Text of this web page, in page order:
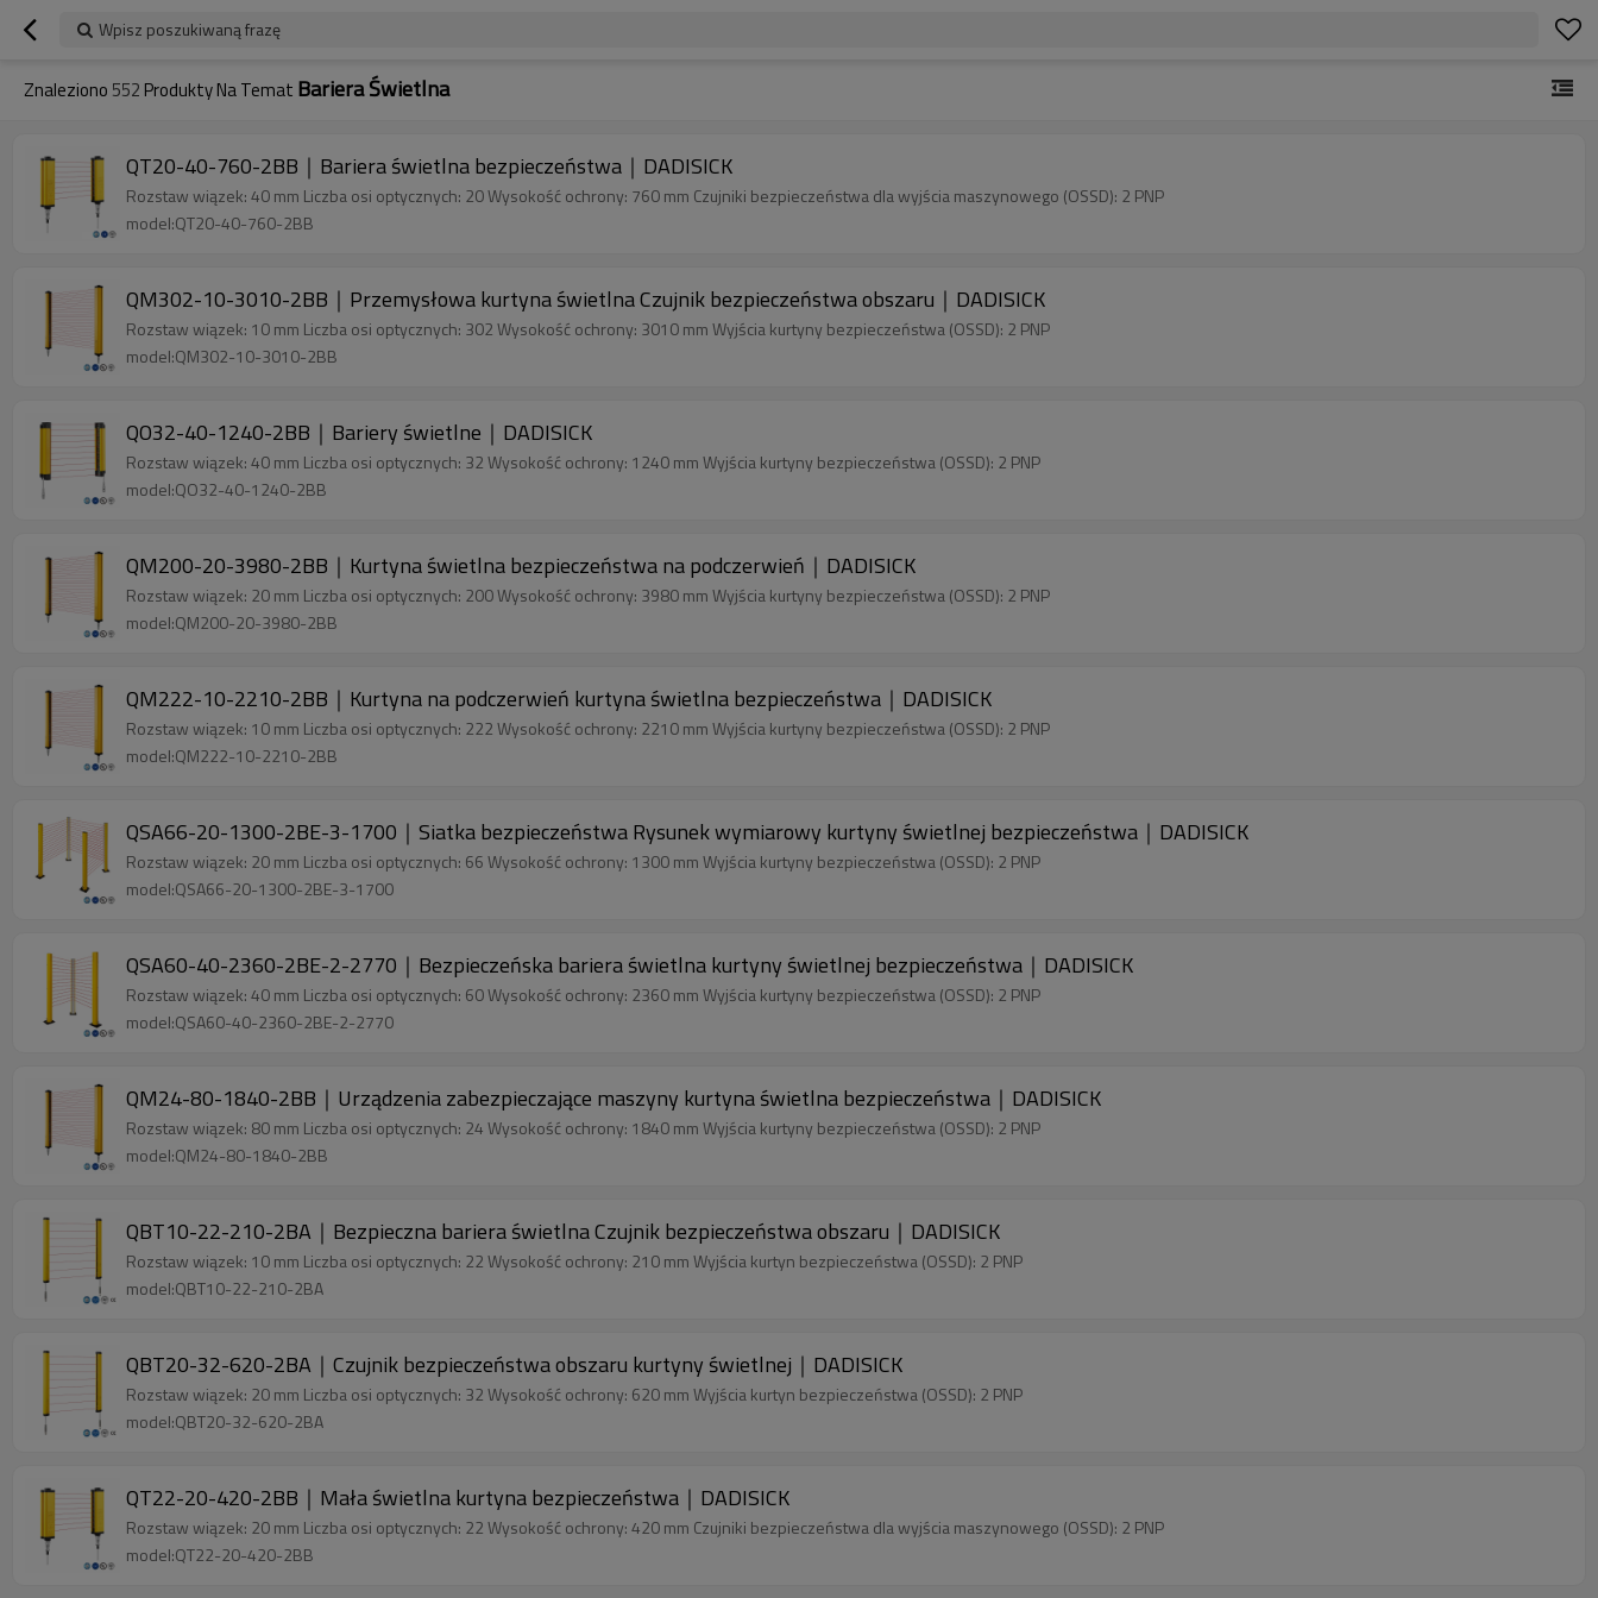
Wpisz poszukiwaną frazę
Znaleziono 552 Produkty Na Temat Bariera Świetlna
QT20-40-760-2BB｜Bariera świetlna bezpieczeństwa｜DADISICK
Rozstaw wiązek: 40 mm Liczba osi optycznych: 20 Wysokość ochrony: 760 mm Czujniki bezpieczeństwa dla wyjścia maszynowego (OSSD): 2 PNP
model:QT20-40-760-2BB
QM302-10-3010-2BB｜Przemysłowa kurtyna świetlna Czujnik bezpieczeństwa obszaru｜DADISICK
Rozstaw wiązek: 10 mm Liczba osi optycznych: 302 Wysokość ochrony: 3010 mm Wyjścia kurtyny bezpieczeństwa (OSSD): 2 PNP
model:QM302-10-3010-2BB
QO32-40-1240-2BB｜Bariery świetlne｜DADISICK
Rozstaw wiązek: 40 mm Liczba osi optycznych: 32 Wysokość ochrony: 1240 mm Wyjścia kurtyny bezpieczeństwa (OSSD): 2 PNP
model:QO32-40-1240-2BB
QM200-20-3980-2BB｜Kurtyna świetlna bezpieczeństwa na podczerwień｜DADISICK
Rozstaw wiązek: 20 mm Liczba osi optycznych: 200 Wysokość ochrony: 3980 mm Wyjścia kurtyny bezpieczeństwa (OSSD): 2 PNP
model:QM200-20-3980-2BB
QM222-10-2210-2BB｜Kurtyna na podczerwień kurtyna świetlna bezpieczeństwa｜DADISICK
Rozstaw wiązek: 10 mm Liczba osi optycznych: 222 Wysokość ochrony: 2210 mm Wyjścia kurtyny bezpieczeństwa (OSSD): 2 PNP
model:QM222-10-2210-2BB
QSA66-20-1300-2BE-3-1700｜Siatka bezpieczeństwa Rysunek wymiarowy kurtyny świetlnej bezpieczeństwa｜DADISICK
Rozstaw wiązek: 20 mm Liczba osi optycznych: 66 Wysokość ochrony: 1300 mm Wyjścia kurtyny bezpieczeństwa (OSSD): 2 PNP
model:QSA66-20-1300-2BE-3-1700
QSA60-40-2360-2BE-2-2770｜Bezpieczeńska bariera świetlna kurtyny świetlnej bezpieczeństwa｜DADISICK
Rozstaw wiązek: 40 mm Liczba osi optycznych: 60 Wysokość ochrony: 2360 mm Wyjścia kurtyny bezpieczeństwa (OSSD): 2 PNP
model:QSA60-40-2360-2BE-2-2770
QM24-80-1840-2BB｜Urządzenia zabezpieczające maszyny kurtyna świetlna bezpieczeństwa｜DADISICK
Rozstaw wiązek: 80 mm Liczba osi optycznych: 24 Wysokość ochrony: 1840 mm Wyjścia kurtyny bezpieczeństwa (OSSD): 2 PNP
model:QM24-80-1840-2BB
QBT10-22-210-2BA｜Bezpieczna bariera świetlna Czujnik bezpieczeństwa obszaru｜DADISICK
Rozstaw wiązek: 10 mm Liczba osi optycznych: 22 Wysokość ochrony: 210 mm Wyjścia kurtyn bezpieczeństwa (OSSD): 2 PNP
model:QBT10-22-210-2BA
QBT20-32-620-2BA｜Czujnik bezpieczeństwa obszaru kurtyny świetlnej｜DADISICK
Rozstaw wiązek: 20 mm Liczba osi optycznych: 32 Wysokość ochrony: 620 mm Wyjścia kurtyn bezpieczeństwa (OSSD): 2 PNP
model:QBT20-32-620-2BA
QT22-20-420-2BB｜Mała świetlna kurtyna bezpieczeństwa｜DADISICK
Rozstaw wiązek: 20 mm Liczba osi optycznych: 22 Wysokość ochrony: 420 mm Czujniki bezpieczeństwa dla wyjścia maszynowego (OSSD): 2 PNP
model:QT22-20-420-2BB